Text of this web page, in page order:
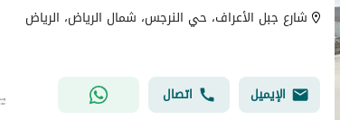
شارع جبل الأعراف، حي النرجس، شمال الرياض، الرياض
الإيميل اتصال